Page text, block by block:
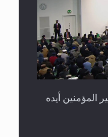
المؤمنين أيده